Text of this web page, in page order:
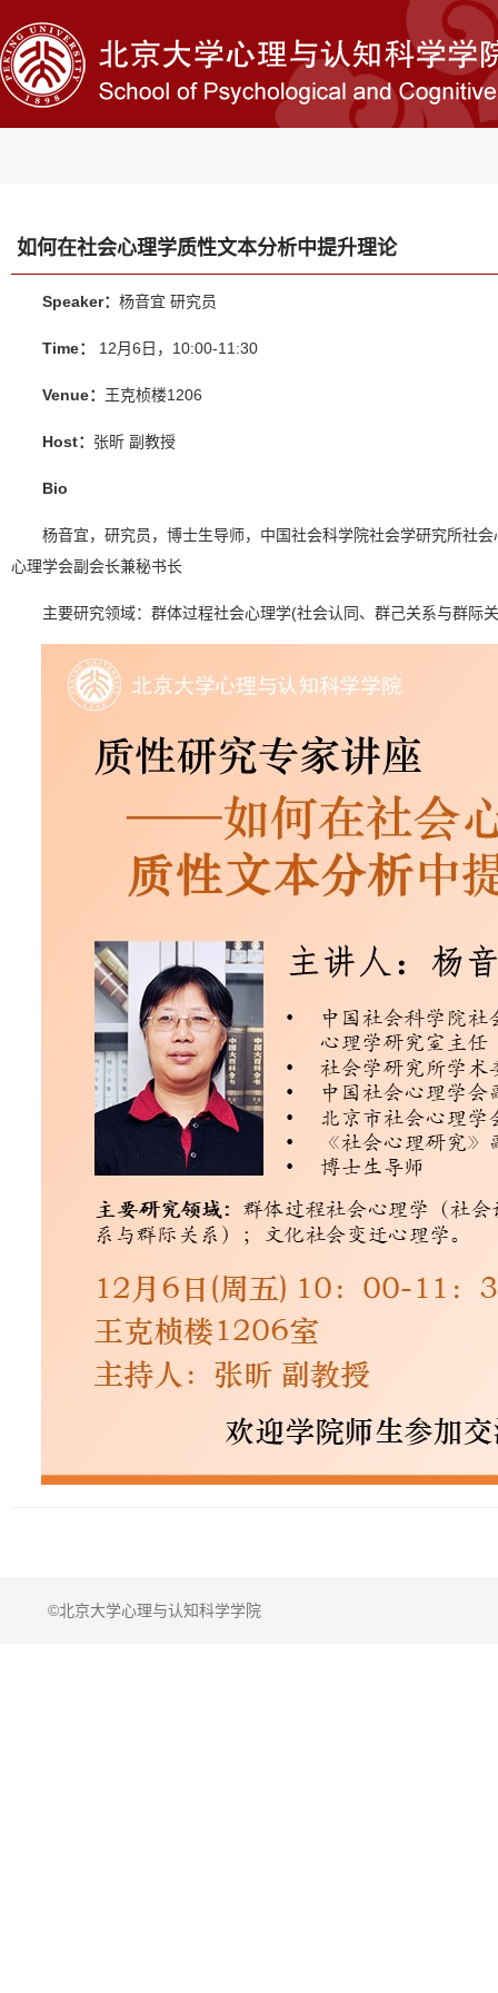
如何在社会心理学质性文本分析中提升理论
Speaker： 杨音宜 研究员
Time： 12月6日，10:00-11:30
Venue： 王克桢楼1206
Host： 张昕 副教授
Bio
杨音宜，研究员，博士生导师，中国社会科学院社会学研究所社
心理学会副会长兼秘书长
主要研究领域：群体过程社会心理学(社会认同、群己关系与群际
©北京大学心理与认知科学学院